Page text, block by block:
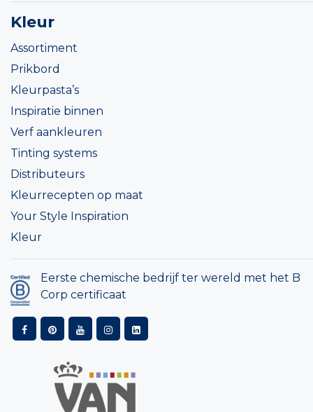
Kleur
Assortiment
Prikbord
Kleurpasta’s
Inspiratie binnen
Verf aankleuren
Tinting systems
Distributeurs
Kleurrecepten op maat
Your Style Inspiration
Kleur
Eerste chemische bedrijf ter wereld met het B
Corp certificaat